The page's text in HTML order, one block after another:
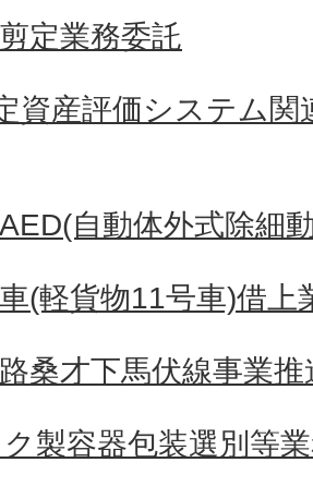
定業務委託
資産評価システム関
自動体外式除細
(軽貨物11号車)借上
桑才下馬伏線事業
製容器包装選別等